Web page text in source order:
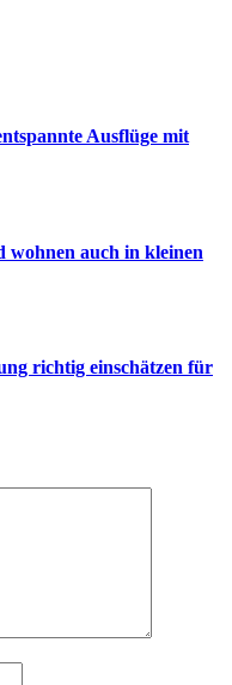
Ausflüge mit
wohnen auch in kleinen
richtig einschätzen für